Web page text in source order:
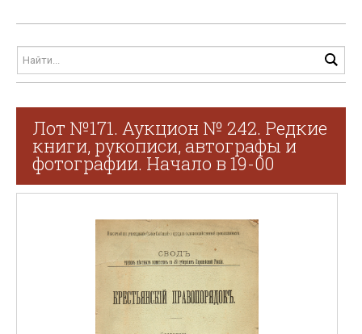
Лот №171. Аукцион № 242. Редкие
книги, рукописи, автографы и
фотографии. Начало в 19-00